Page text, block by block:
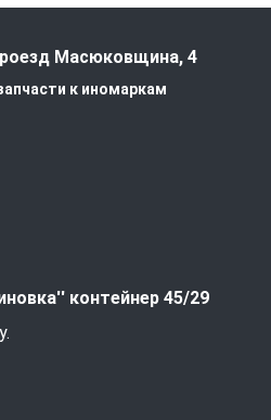
Масюковщина, 4
к иномаркам
контейнер 45/29